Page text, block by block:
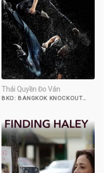
Thái Quyền Đo Ván
BKO: BANGKOK KNOCKOUT